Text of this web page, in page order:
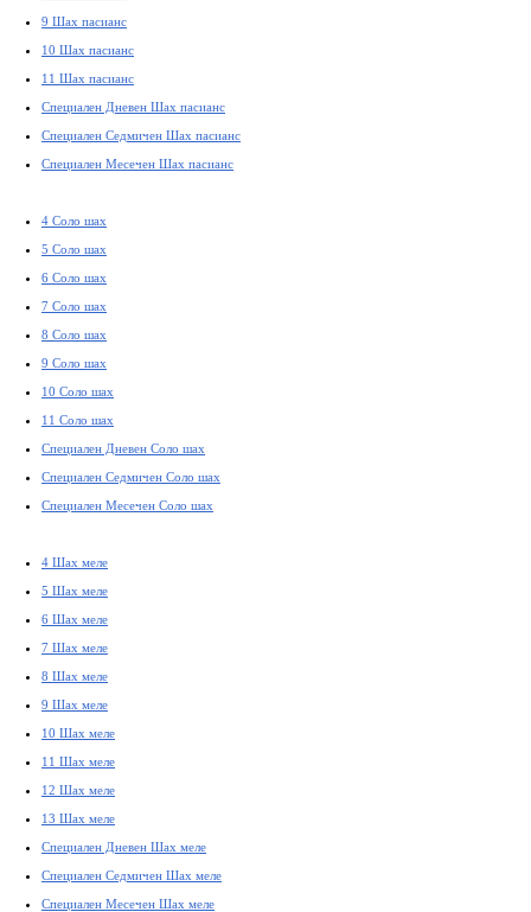
9 Шах пасианс
10 Шах пасианс
11 Шах пасианс
Специален Дневен Шах пасианс
Специален Седмичен Шах пасианс
Специален Месечен Шах пасианс
4 Соло шах
5 Соло шах
6 Соло шах
7 Соло шах
8 Соло шах
9 Соло шах
10 Соло шах
11 Соло шах
Специален Дневен Соло шах
Специален Седмичен Соло шах
Специален Месечен Соло шах
4 Шах меле
5 Шах меле
6 Шах меле
7 Шах меле
8 Шах меле
9 Шах меле
10 Шах меле
11 Шах меле
12 Шах меле
13 Шах меле
Специален Дневен Шах меле
Специален Седмичен Шах меле
Специален Месечен Шах меле